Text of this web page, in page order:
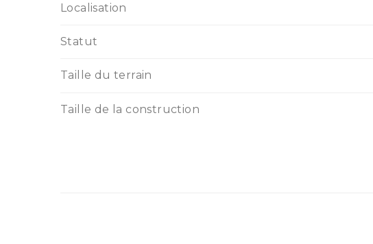
Localisation
Statut
Taille du terrain
Taille de la construction